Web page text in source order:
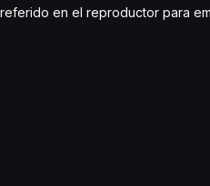
en el reproductor para